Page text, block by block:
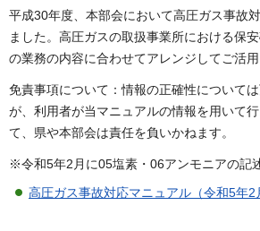
平成30年度、本部会において高圧ガス事故
ました。高圧ガスの取扱事業所における保
の業務の内容に合わせてアレンジしてご活用
免責事項について：情報の正確性について
が、利用者が当マニュアルの情報を用いて
て、県や本部会は責任を負いかねます。
※令和5年2月に05塩素・06アンモニアの記
高圧ガス事故対応マニュアル（令和5年2